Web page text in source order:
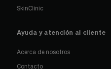
SkinClinic
Ayuda y atención al cliente
Acerca de nosotros
Contacto